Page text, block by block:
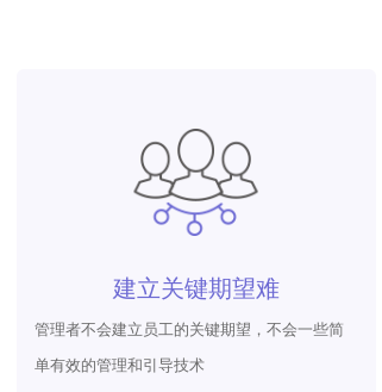
建立关键期望难
管理者不会建立员工的关键期望，不会一些简
单有效的管理和引导技术